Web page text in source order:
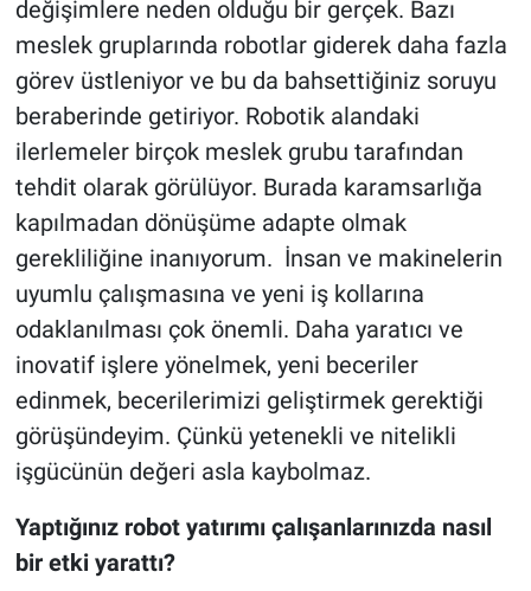
değişimlere neden olduğu bir gerçek. Bazı
meslek gruplarında robotlar giderek daha fazla
görev üstleniyor ve bu da bahsettiğiniz soruyu
beraberinde getiriyor. Robotik alandaki
ilerlemeler birçok meslek grubu tarafından
tehdit olarak görülüyor. Burada karamsarlığa
kapılmadan dönüşüme adapte olmak
gerekliliğine inanıyorum. İnsan ve makinelerin
uyumlu çalışmasına ve yeni iş kollarına
odaklanılması çok önemli. Daha yaratıcı ve
inovatif işlere yönelmek, yeni beceriler
edinmek, becerilerimizi geliştirmek gerektiği
görüşündeyim. Çünkü yetenekli ve nitelikli
işgücünün değeri asla kaybolmaz.
Yaptığınız robot yatırımı çalışanlarınızda nasıl
bir etki yarattı?